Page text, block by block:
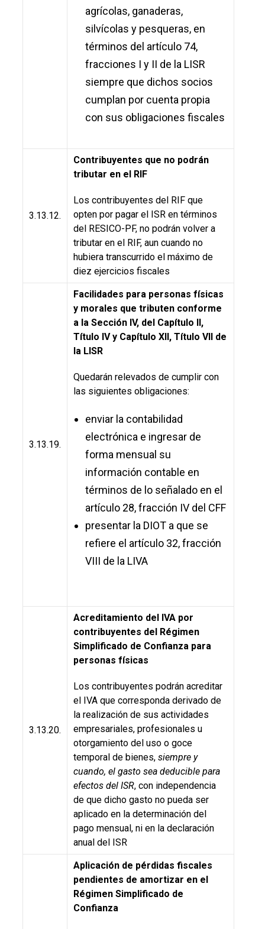
agrícolas, ganaderas,
silvícolas y pesqueras, en
términos del artículo 74,
fracciones I y II de la LISR
siempre que dichos socios
cumplan por cuenta propia
con sus obligaciones fiscales
3.13.12.
Contribuyentes que no podrán
tributar en el RIF
Los contribuyentes del RIF que
opten por pagar el ISR en términos
del RESICO-PF, no podrán volver a
tributar en el RIF, aun cuando no
hubiera transcurrido el máximo de
diez ejercicios fiscales
3.13.19.
Facilidades para personas físicas
y morales que tributen conforme
a la Sección IV, del Capítulo II,
Título IV y Capítulo XII, Título VII de
la LISR
Quedarán relevados de cumplir con
las siguientes obligaciones:
enviar la contabilidad
electrónica e ingresar de
forma mensual su
información contable en
términos de lo señalado en el
artículo 28, fracción IV del CFF
presentar la DIOT a que se
refiere el artículo 32, fracción
VIII de la LIVA
3.13.20.
Acreditamiento del IVA por
contribuyentes del Régimen
Simplificado de Confianza para
personas físicas
Los contribuyentes podrán acreditar
el IVA que corresponda derivado de
la realización de sus actividades
empresariales, profesionales u
otorgamiento del uso o goce
temporal de bienes, siempre y
cuando, el gasto sea deducible para
efectos del ISR, con independencia
de que dicho gasto no pueda ser
aplicado en la determinación del
pago mensual, ni en la declaración
anual del ISR
Aplicación de pérdidas fiscales
pendientes de amortizar en el
Régimen Simplificado de
Confianza